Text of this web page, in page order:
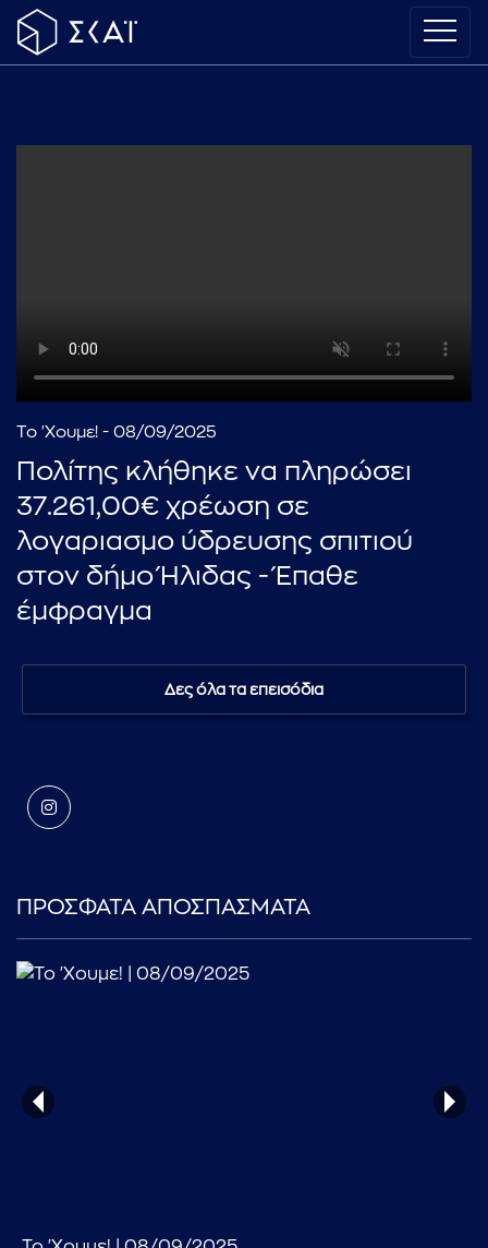
Το 'Χουμε! - 08/09/2025
Πολίτης κλήθηκε να πληρώσει
37.261,00€ χρέωση σε
λογαριασμο ύδρευσης σπιτιού
στον δήμο Ήλιδας - Έπαθε
έμφραγμα
Δες όλα τα επεισόδια
ΠΡΟΣΦΑΤΑ ΑΠΟΣΠΑΣΜΑΤΑ